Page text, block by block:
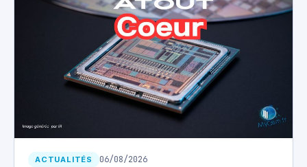
ACTUALITÉS 06/08/2026